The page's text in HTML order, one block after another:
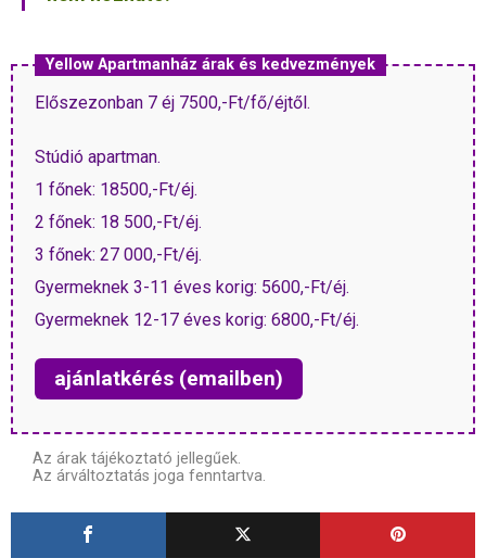
Yellow Apartmanház árak és kedvezmények
Előszezonban 7 éj 7500,-Ft/fő/éjtől.
Stúdió apartman.
1 főnek: 18500,-Ft/éj.
2 főnek: 18 500,-Ft/éj.
3 főnek: 27 000,-Ft/éj.
Gyermeknek 3-11 éves korig: 5600,-Ft/éj.
Gyermeknek 12-17 éves korig: 6800,-Ft/éj.
ajánlatkérés (emailben)
Az árak tájékoztató jellegűek.
Az árváltoztatás joga fenntartva.